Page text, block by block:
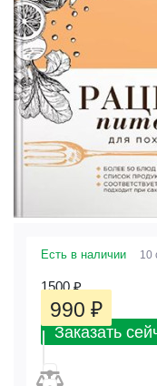
Есть в наличии 10
1500 ₽
990 ₽
Заказать